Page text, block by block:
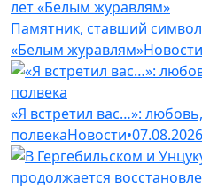
Памятник, ставший
«Белым журавлям»Новости
«Я встретил вас…»:
полвекаНовости•07.08.2026